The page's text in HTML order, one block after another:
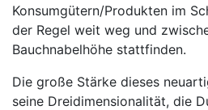
Konsumgütern/Produkten im
der Regel weit weg und
Bauchnabelhöhe stattfinden.
Die große Stärke dieses
seine Dreidimensionalität, die